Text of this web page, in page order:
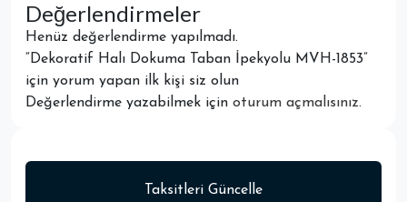
Değerlendirmeler
Henüz değerlendirme yapılmadı.
“Dekoratif Halı Dokuma Taban İpekyolu MVH-1853”
için yorum yapan ilk kişi siz olun
Değerlendirme yazabilmek için oturum açmalısınız.
Taksitleri Güncelle